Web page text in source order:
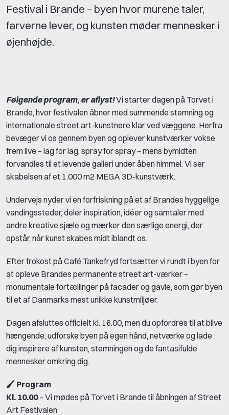
Festival i Brande – byen hvor murene taler,
farverne lever, og kunsten møder mennesker i
øjenhøjde.
Følgende program, er aflyst!Vi starter dagen på Torvet i
Brande, hvor festivalen åbner med summende stemning og
internationale street art-kunstnere klar ved væggene. Herfra
bevæger vi os gennem byen og oplever kunstværker vokse
frem live – lag for lag, spray for spray – mens bymidten
forvandles til et levende galleri under åben himmel. Vi ser
skabelsen af et 1.000 m2 MEGA 3D-kunstværk.
Undervejs nyder vi en forfriskning på et af Brandes hyggelige
vandingssteder, deler inspiration, idéer og samtaler med
andre kreative sjæle og mærker den særlige energi, der
opstår, når kunst skabes midt iblandt os.
Efter frokost på Café Tankefryd fortsætter vi rundt i byen for
at opleve Brandes permanente street art-værker –
monumentale fortællinger på facader og gavle, som gør byen
til et af Danmarks mest unikke kunstmiljøer.
Dagen afsluttes officielt kl. 16.00, men du opfordres til at blive
hængende, udforske byen på egen hånd, netværke og lade
dig inspirere af kunsten, stemningen og de fantasifulde
mennesker omkring dig.
🖌️ Program
Kl. 10.00– Vi mødes på Torvet i Brande til åbningen af Street
Art Festivalen